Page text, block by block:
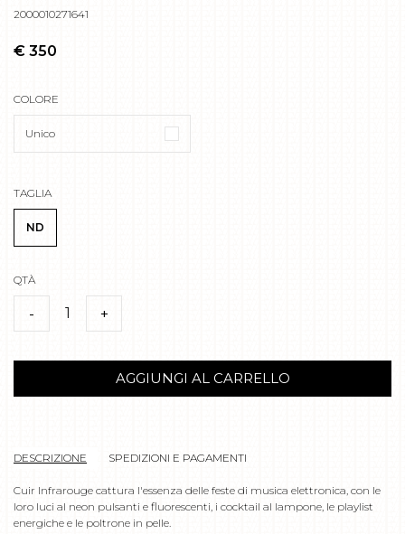
2000010271641
€ 350
COLORE
Unico
TAGLIA
ND
QTÀ
- 1 +
AGGIUNGI AL CARRELLO
DESCRIZIONE SPEDIZIONI E PAGAMENTI
Cuir Infrarouge cattura l'essenza delle feste di musica elettronica, con le
loro luci al neon pulsanti e fluorescenti, i cocktail al lampone, le playlist
energiche e le poltrone in pelle.